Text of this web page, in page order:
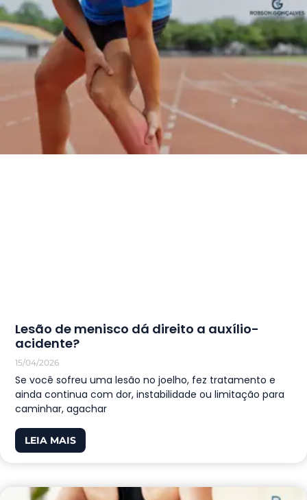
Lesão de menisco dá direito a auxílio-
acidente?
15/04/2026
Se você sofreu uma lesão no joelho, fez tratamento e
ainda continua com dor, instabilidade ou limitação para
caminhar, agachar
LEIA MAIS